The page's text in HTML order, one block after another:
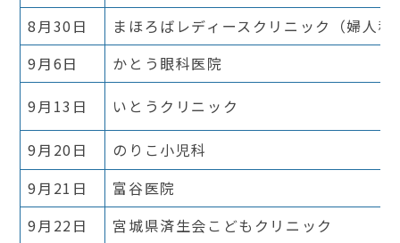
8月30日
まほろばレディースクリニック（婦人科
9月6日
かとう眼科医院
9月13日
いとうクリニック
9月20日
のりこ小児科
9月21日
富谷医院
9月22日
宮城県済生会こどもクリニック